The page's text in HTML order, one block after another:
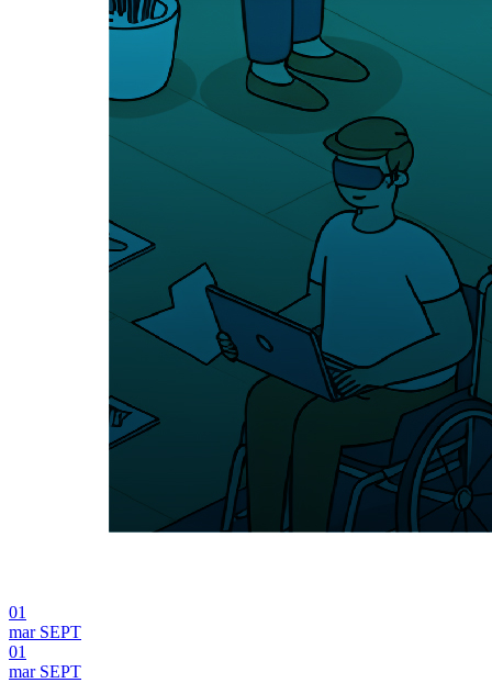
01
mar SEPT
01
mar SEPT